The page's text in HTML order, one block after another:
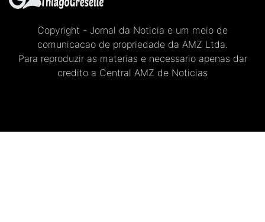
Copyright - Jornal da Noticia e um meio de
comunicacao de propriedade da AMZ Ltda.
Para reproduzir as materias e necessario apenas dar
credito a Central AMZ de Noticias